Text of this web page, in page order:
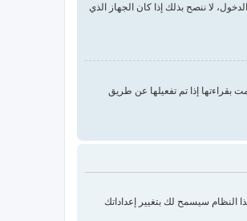
لا ننصح بذلك إذا كان الجهاز الذي
بقراءتها إذا تم تفعيلها عن طريق
النظام سيسمح لك بتغيير إعداداتك